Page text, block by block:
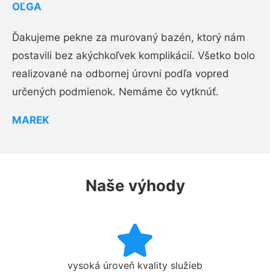
OĽGA
Ďakujeme pekne za murovaný bazén, ktorý nám
postavili bez akýchkoľvek komplikácií. Všetko bolo
realizované na odbornej úrovni podľa vopred
určených podmienok. Nemáme čo vytknúť.
MAREK
Naše výhody
vysoká úroveň kvality služieb